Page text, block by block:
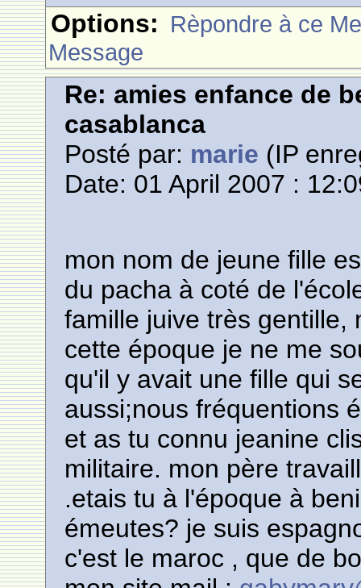
Options: Rèpondre à ce
Message
Re: amies enfance de
casablanca
Posté par: marie (IP
Date: 01 April 2007 :
mon nom de jeune fille
du pacha à coté de
famille juive très gentille,
cette époque je ne me
qu'il y avait une fille qui
aussi;nous fréquentions
et as tu connu jeanine
militaire. mon père
.etais tu à l'époque à
émeutes? je suis
c'est le maroc , que de